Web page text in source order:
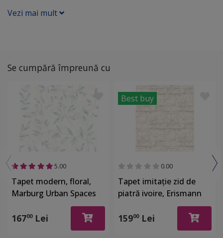
Vezi mai mult
Se cumpără împreună cu
5.00
Tapet modern, floral,
Marburg Urban Spaces
16700Lei
Best buy
0.00
Tapet imitaţie zid de
piatră ivoire, Erismann
15900Lei